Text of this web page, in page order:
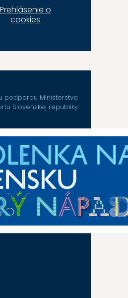
Prehlásenie o
cookies
podporou Ministerstva
Slovenskej republiky.